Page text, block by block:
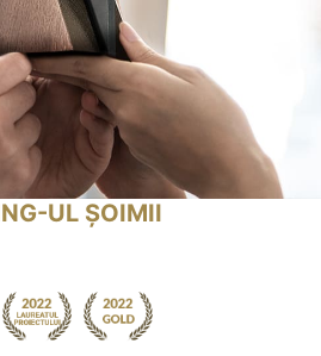
UL ȘOIMII